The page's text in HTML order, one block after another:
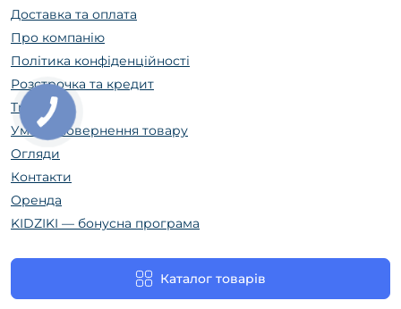
Доставка та оплата
Про компанію
Політика конфіденційності
Розстрочка та кредит
Trade In
Умови повернення товару
Огляди
Контакти
Оренда
KIDZIKI — бонусна програма
Каталог товарів